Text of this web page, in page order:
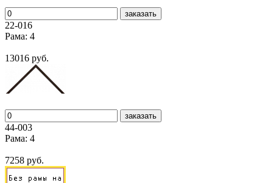
заказать
22-016
Рама: 4
13016 руб.
заказать
44-003
Рама: 4
7258 руб.